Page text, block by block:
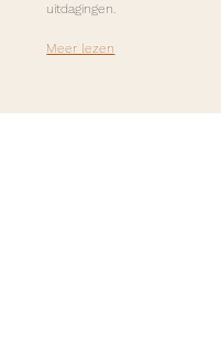
uitdagingen.
Meer lezen